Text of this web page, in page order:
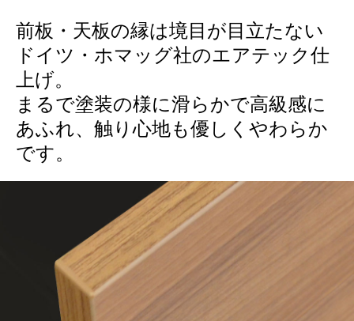
前板・天板の縁は境目が目立たない
ドイツ・ホマッグ社のエアテック仕
上げ。
まるで塗装の様に滑らかで高級感に
あふれ、触り心地も優しくやわらか
です。